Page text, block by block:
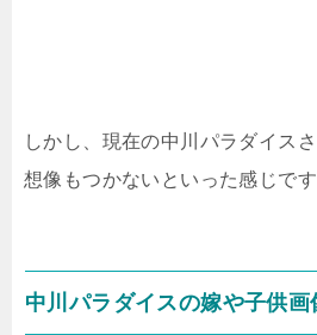
しかし、現在の中川パラダイス
想像もつかないといった感じです
中川パラダイスの嫁や子供画